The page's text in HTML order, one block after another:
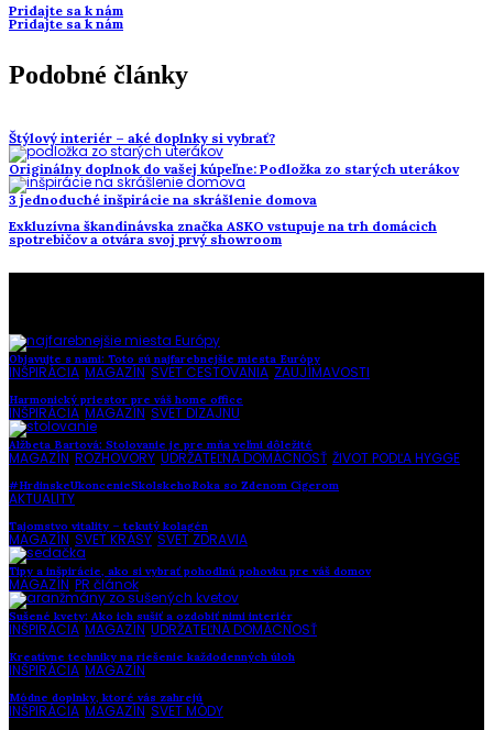
Pridajte sa k nám
Pridajte sa k nám
Podobné články
Štýlový interiér – aké doplnky si vybrať?
Originálny doplnok do vašej kúpeľne: Podložka zo starých uterákov
3 jednoduché inšpirácie na skrášlenie domova
Exkluzívna škandinávska značka ASKO vstupuje na trh domácich
spotrebičov a otvára svoj prvý showroom
Objavujte s nami: Toto sú najfarebnejšie miesta Európy
INŠPIRÁCIA MAGAZÍN SVET CESTOVANIA ZAUJÍMAVOSTI
Harmonický priestor pre váš home office
INŠPIRÁCIA MAGAZÍN SVET DIZAJNU
Alžbeta Bartová: Stolovanie je pre mňa veľmi dôležité
MAGAZÍN ROZHOVORY UDRŽATEĽNÁ DOMÁCNOSŤ ŽIVOT PODĽA HYGGE
#HrdinskeUkoncenieSkolskehoRoka so Zdenom Cígerom
AKTUALITY
Tajomstvo vitality – tekutý kolagén
MAGAZÍN SVET KRÁSY SVET ZDRAVIA
Tipy a inšpirácie, ako si vybrať pohodlnú pohovku pre váš domov
MAGAZÍN PR článok
Sušené kvety: Ako ich sušiť a ozdobiť nimi interiér
INŠPIRÁCIA MAGAZÍN UDRŽATEĽNÁ DOMÁCNOSŤ
Kreatívne techniky na riešenie každodenných úloh
INŠPIRÁCIA MAGAZÍN
Módne doplnky, ktoré vás zahrejú
INŠPIRÁCIA MAGAZÍN SVET MÓDY